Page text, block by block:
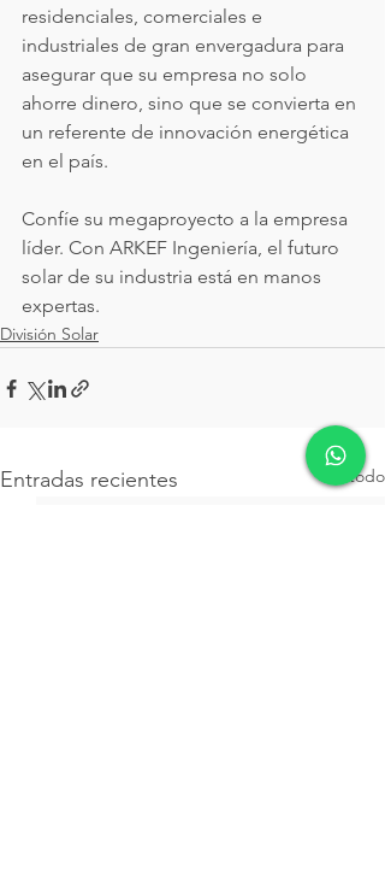
residenciales, comerciales e
industriales de gran envergadura para
asegurar que su empresa no solo
ahorre dinero, sino que se convierta en
un referente de innovación energética
en el país.
Confíe su megaproyecto a la empresa
líder. Con ARKEF Ingeniería, el futuro
solar de su industria está en manos
expertas.
División Solar
Entradas recientes Ver todo